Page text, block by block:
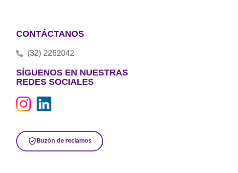
CONTÁCTANOS
(32) 2262042
SÍGUENOS EN NUESTRAS
REDES SOCIALES
Buzón de reclamos